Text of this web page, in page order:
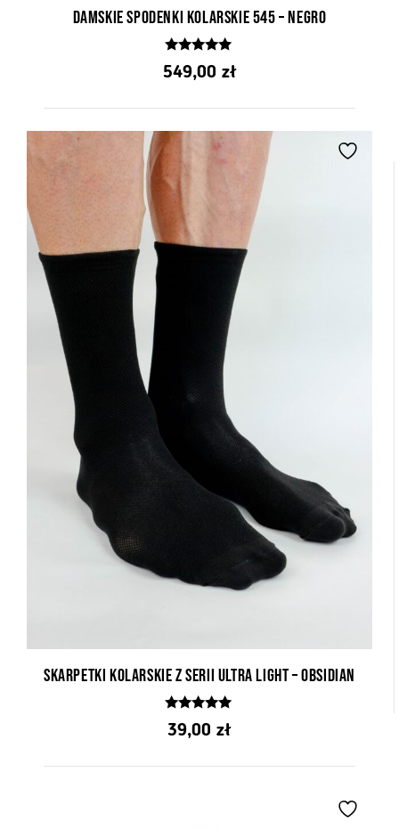
Damskie spodenki kolarskie 545 – Negro
5.00
z 5
549,00 zł
Skarpetki kolarskie z serii Ultra Light – Obsidian
5.00
z 5
39,00 zł